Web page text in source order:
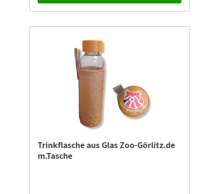
Trinkflasche aus Glas Zoo-Görlitz.de
m.Tasche